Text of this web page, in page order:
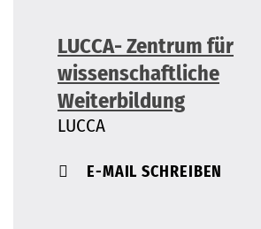
LUCCA- Zentrum für
wissenschaftliche
Weiterbildung
LUCCA
E-MAIL SCHREIBEN